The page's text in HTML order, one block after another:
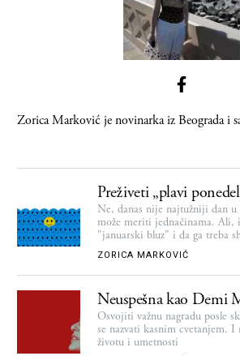
Zorica Marković je novinarka iz Beograda i
Preživeti „plavi
Ne, danas nije najtužniji dan
može meriti jednačinama. Ali,
"januarski bluz" i da ga treba
ZORICA MARKOVIĆ
Neuspešna kao Demi
Osvojiti važnu nagradu posle
se nazvati kasnim cvetanjem.
životu i umetnosti